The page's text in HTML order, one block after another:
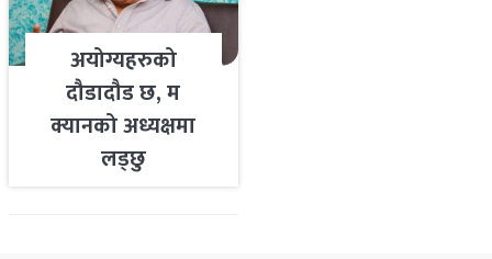
अयोग्यहरुको
दौडादौड छ, म
क्यानको अध्यक्षमा
लड्छु